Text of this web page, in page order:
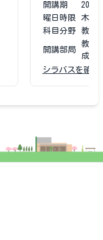
開講期 2023
曜日時限
木4
科目分野
教育
開講部局
教育
成課
シラバスを確認